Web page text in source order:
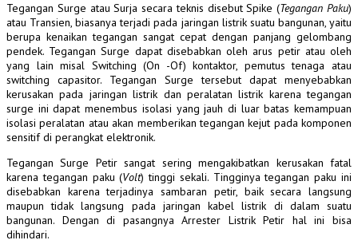
Tegangan Surge atau Surja secara teknis disebut Spike (Tegangan Paku)
atau Transien, biasanya terjadi pada jaringan listrik suatu bangunan, yaitu
berupa kenaikan tegangan sangat cepat dengan panjang gelombang
pendek. Tegangan Surge dapat disebabkan oleh arus petir atau oleh
yang lain misal Switching (On -Of) kontaktor, pemutus tenaga atau
switching capasitor. Tegangan Surge tersebut dapat menyebabkan
kerusakan pada jaringan listrik dan peralatan listrik karena tegangan
surge ini dapat menembus isolasi yang jauh di luar batas kemampuan
isolasi peralatan atau akan memberikan tegangan kejut pada komponen
sensitif di perangkat elektronik.
Tegangan Surge Petir sangat sering mengakibatkan kerusakan fatal
karena tegangan paku (Volt) tinggi sekali. Tingginya tegangan paku ini
disebabkan karena terjadinya sambaran petir, baik secara langsung
maupun tidak langsung pada jaringan kabel listrik di dalam suatu
bangunan. Dengan di pasangnya Arrester ListrikPetir hal ini bisa
dihindari.